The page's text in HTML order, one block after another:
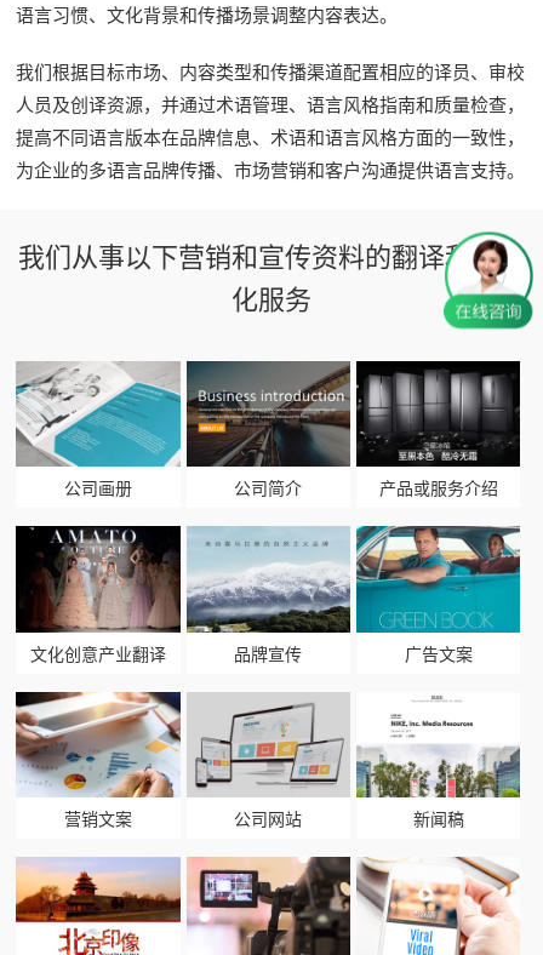
语言习惯、文化背景和传播场景调整内容表达。
我们根据目标市场、内容类型和传播渠道配置相应的译员、审校
人员及创译资源，并通过术语管理、语言风格指南和质量检查，
提高不同语言版本在品牌信息、术语和语言风格方面的一致性，
为企业的多语言品牌传播、市场营销和客户沟通提供语言支持。
我们从事以下营销和宣传资料的翻译和本地
化服务
公司画册 公司简介 产品或服务介绍
文化创意产业翻译 品牌宣传 广告文案
营销文案 公司网站 新闻稿